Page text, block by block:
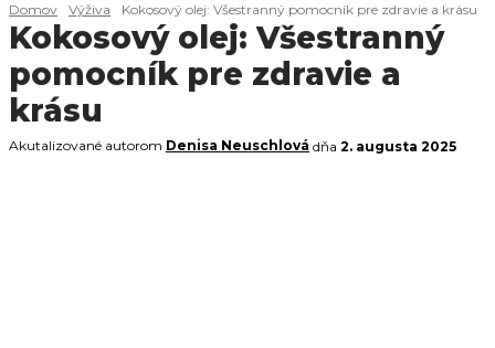
Domov Výživa Kokosový olej: Všestranný pomocník pre zdravie a krásu
Kokosový olej: Všestranný
pomocník pre zdravie a
krásu
Akutalizované autorom Denisa Neuschlová dňa 2. augusta 2025